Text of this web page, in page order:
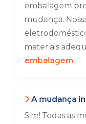
embalagem
mudança.
materiais
embalagem.
A mudança
Sim! Todas as